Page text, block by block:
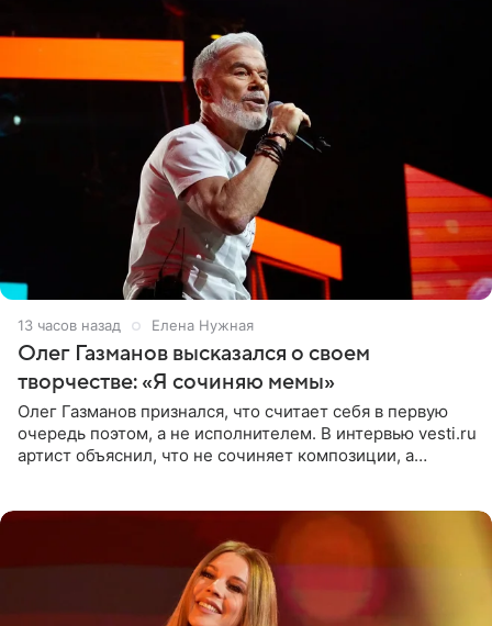
13 часов назад Елена Нужная
Олег Газманов высказался о своем
творчестве: «Я сочиняю мемы»
Олег Газманов признался, что считает себя в первую
очередь поэтом, а не исполнителем. В интервью vesti.ru
артист объяснил, что не сочиняет композиции, а